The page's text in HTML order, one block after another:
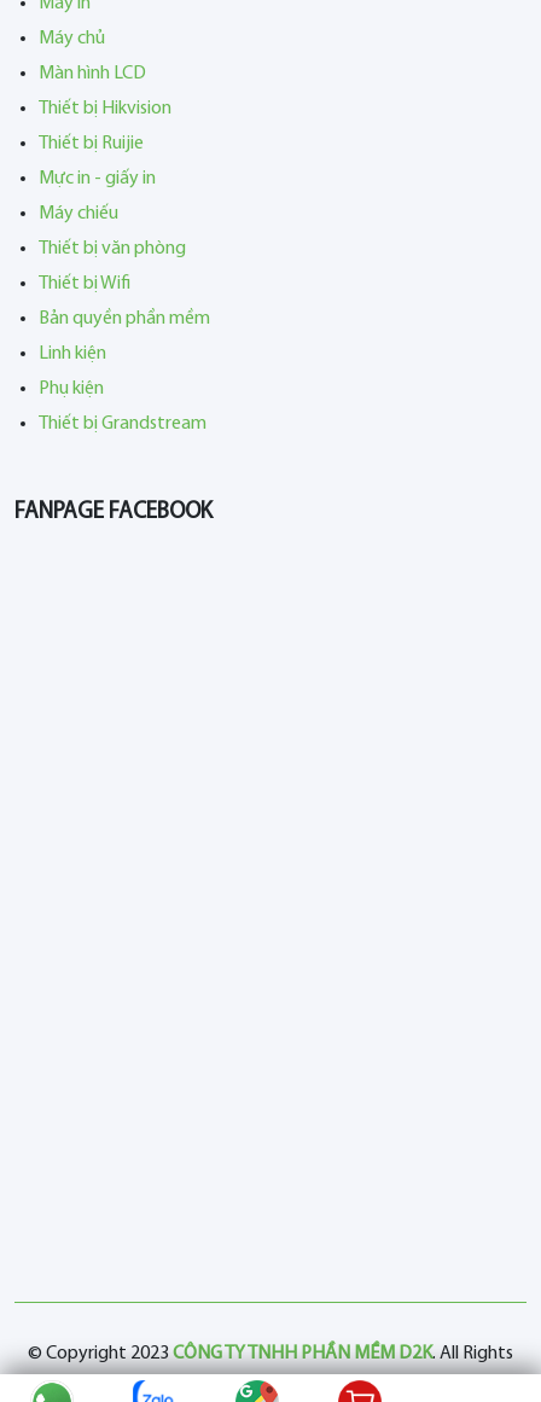
Máy chủ
Màn hình LCD
Thiết bị Hikvision
Thiết bị Ruijie
Mực in - giấy in
Máy chiếu
Thiết bị văn phòng
Thiết bị Wifi
Bản quyền phần mềm
Linh kiện
Phụ kiện
Thiết bị Grandstream
FANPAGE FACEBOOK
© Copyright 2023CÔNG TY TNHH PHẦN MỀM D2K. All Rights
Reserved